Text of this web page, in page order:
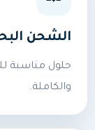
الشحن
حلول مناسبة
والكاملة.